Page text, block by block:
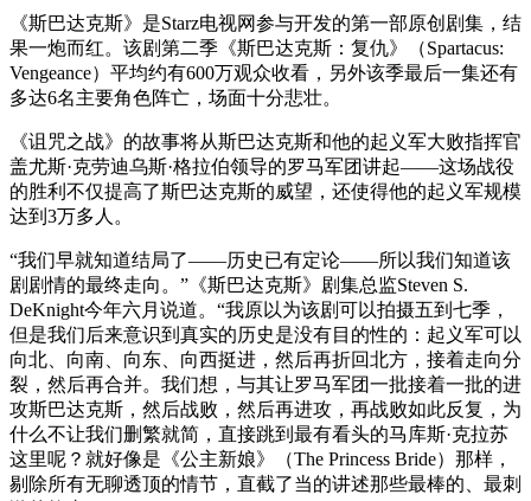
《斯巴达克斯》是Starz电视网参与开发的第一部原创剧集，结
果一炮而红。该剧第二季《斯巴达克斯：复仇》（Spartacus:
Vengeance）平均约有600万观众收看，另外该季最后一集还有
多达6名主要角色阵亡，场面十分悲壮。
《诅咒之战》的故事将从斯巴达克斯和他的起义军大败指挥官
盖尤斯·克劳迪乌斯·格拉伯领导的罗马军团讲起——这场战役
的胜利不仅提高了斯巴达克斯的威望，还使得他的起义军规模
达到3万多人。
“我们早就知道结局了——历史已有定论——所以我们知道该
剧剧情的最终走向。”《斯巴达克斯》剧集总监Steven S.
DeKnight今年六月说道。“我原以为该剧可以拍摄五到七季，
但是我们后来意识到真实的历史是没有目的性的：起义军可以
向北、向南、向东、向西挺进，然后再折回北方，接着走向分
裂，然后再合并。我们想，与其让罗马军团一批接着一批的进
攻斯巴达克斯，然后战败，然后再进攻，再战败如此反复，为
什么不让我们删繁就简，直接跳到最有看头的马库斯·克拉苏
这里呢？就好像是《公主新娘》（The Princess Bride）那样，
剔除所有无聊透顶的情节，直截了当的讲述那些最棒的、最刺